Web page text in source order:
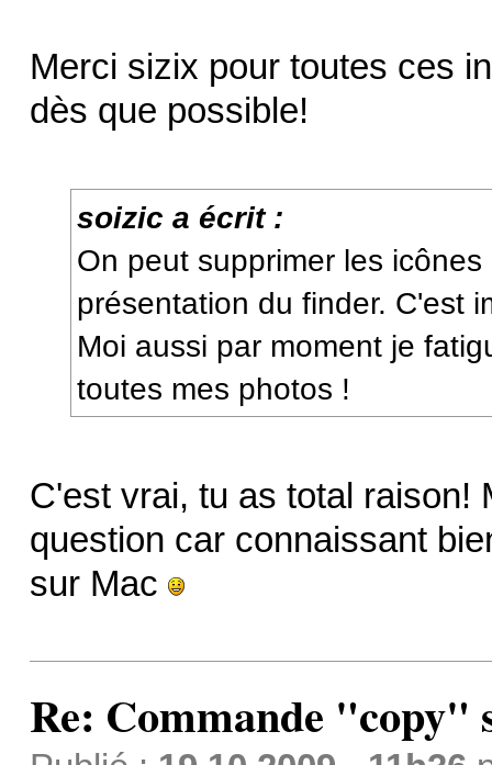
Merci sizix pour toutes ces
dès que possible!
soizic a écrit :
On peut supprimer les
présentation du finder. C'est
Moi aussi par moment je
toutes mes photos !
C'est vrai, tu as total raison!
question car connaissant
sur Mac
Re: Commande "copy"